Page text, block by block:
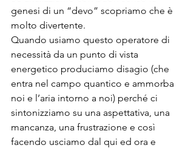
genesi di un “devo” scopriamo che è
molto divertente.
Quando usiamo questo operatore di
necessità da un punto di vista
energetico produciamo disagio (che
entra nel campo quantico e ammorba
noi e l’aria intorno a noi) perché ci
sintonizziamo su una aspettativa, una
mancanza, una frustrazione e così
facendo usciamo dal qui ed ora e